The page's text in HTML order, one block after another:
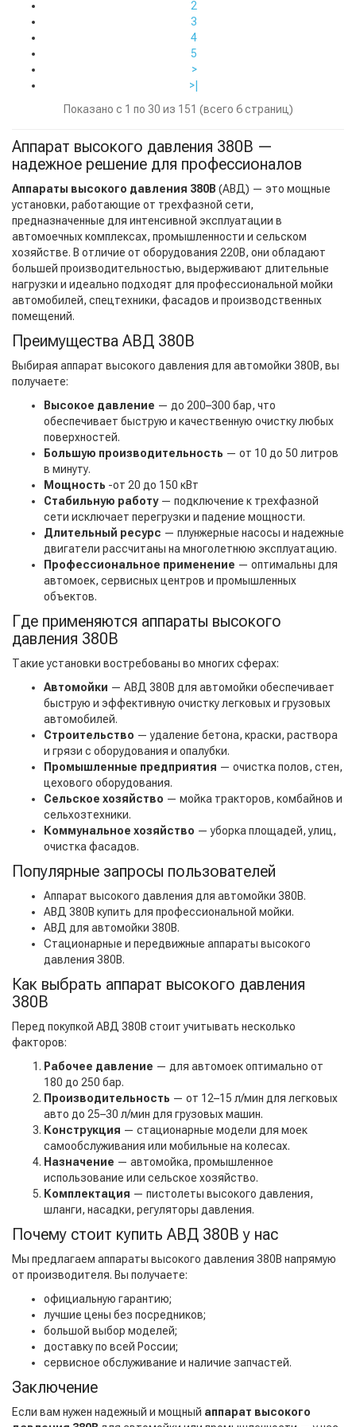
2
3
4
5
>
>|
Показано с 1 по 30 из 151 (всего 6 страниц)
Аппарат высокого давления 380В —
надежное решение для профессионалов
Аппараты высокого давления 380В (АВД) — это мощные
установки, работающие от трехфазной сети,
предназначенные для интенсивной эксплуатации в
автомоечных комплексах, промышленности и сельском
хозяйстве. В отличие от оборудования 220В, они обладают
большей производительностью, выдерживают длительные
нагрузки и идеально подходят для профессиональной мойки
автомобилей, спецтехники, фасадов и производственных
помещений.
Преимущества АВД 380В
Выбирая аппарат высокого давления для автомойки 380В, вы
получаете:
Высокое давление — до 200–300 бар, что
обеспечивает быструю и качественную очистку любых
поверхностей.
Большую производительность — от 10 до 50 литров
в минуту.
Мощность -от 20 до 150 кВт
Стабильную работу— подключение к трехфазной
сети исключает перегрузки и падение мощности.
Длительный ресурс — плунжерные насосы и надежные
двигатели рассчитаны на многолетнюю эксплуатацию.
Профессиональное применение — оптимальны для
автомоек, сервисных центров и промышленных
объектов.
Где применяются аппараты высокого
давления 380В
Такие установки востребованы во многих сферах:
Автомойки — АВД 380В для автомойки обеспечивает
быструю и эффективную очистку легковых и грузовых
автомобилей.
Строительство — удаление бетона, краски, раствора
и грязи с оборудования и опалубки.
Промышленные предприятия — очистка полов, стен,
цехового оборудования.
Сельское хозяйство — мойка тракторов, комбайнов и
сельхозтехники.
Коммунальное хозяйство — уборка площадей, улиц,
очистка фасадов.
Популярные запросы пользователей
Аппарат высокого давления для автомойки 380В.
АВД 380В купить для профессиональной мойки.
АВД для автомойки 380В.
Стационарные и передвижные аппараты высокого
давления 380В.
Как выбрать аппарат высокого давления
380В
Перед покупкой АВД 380В стоит учитывать несколько
факторов:
Рабочее давление — для автомоек оптимально от
180 до 250 бар.
Производительность — от 12–15 л/мин для легковых
авто до 25–30 л/мин для грузовых машин.
Конструкция — стационарные модели для моек
самообслуживания или мобильные на колесах.
Назначение — автомойка, промышленное
использование или сельское хозяйство.
Комплектация — пистолеты высокого давления,
шланги, насадки, регуляторы давления.
Почему стоит купить АВД 380В у нас
Мы предлагаем аппараты высокого давления 380В напрямую
от производителя. Вы получаете:
официальную гарантию;
лучшие цены без посредников;
большой выбор моделей;
доставку по всей России;
сервисное обслуживание и наличие запчастей.
Заключение
Если вам нужен надежный и мощный аппарат высокого